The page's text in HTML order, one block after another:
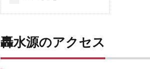
轟水源のアクセス